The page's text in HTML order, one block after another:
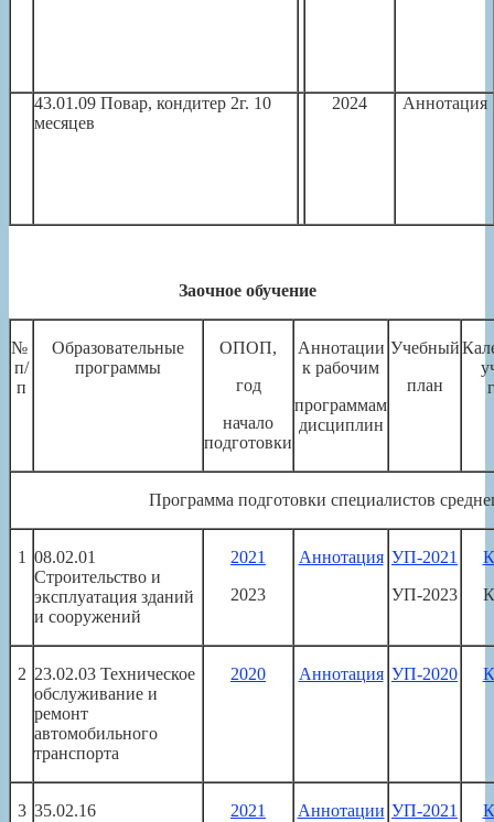
43.01.09 Повар, кондитер 2г. 10
месяцев
2024 Аннотация
Заочное обучение
№
п/
п
Образовательные
программы
ОПОП,
год
начало
подготовки
Аннотации
к рабочим
программам
дисциплин
Учебный
план
Программа подготовки специалистов
1 08.02.01
Строительство и
эксплуатация зданий
и сооружений
2021
2023
Аннотация УП-2021
УП-2023
2 23.02.03 Техническое
обслуживание и
ремонт
автомобильного
транспорта
2020 Аннотация УП-2020
3 35.02.16
2021 Аннотации УП-2021